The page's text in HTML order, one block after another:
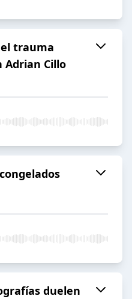
el trauma
Adrian Cillo
duelen